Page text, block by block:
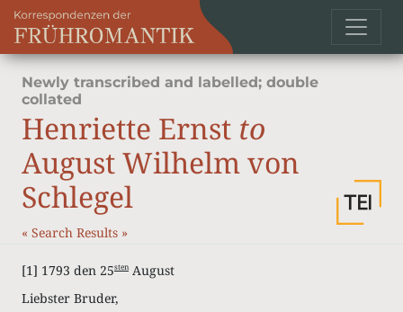
Newly transcribed and labelled; double
collated
Henriette Ernst to
August Wilhelm von
Schlegel
« Search Results »
[1] 1793 den 25sten August
Liebster Bruder,